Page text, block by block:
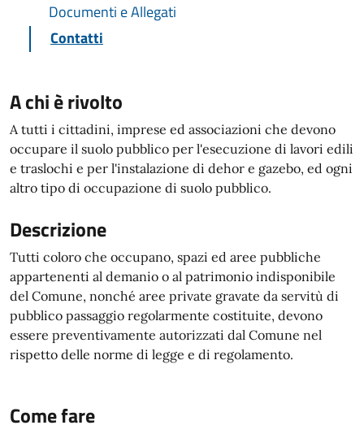
Documenti e Allegati
Contatti
A chi è rivolto
A tutti i cittadini, imprese ed associazioni che devono
occupare il suolo pubblico per l'esecuzione di lavori edili
e traslochi e per l'instalazione di dehor e gazebo, ed ogni
altro tipo di occupazione di suolo pubblico.
Descrizione
Tutti coloro che occupano, spazi ed aree pubbliche
appartenenti al demanio o al patrimonio indisponibile
del Comune, nonché aree private gravate da servitù di
pubblico passaggio regolarmente costituite, devono
essere preventivamente autorizzati dal Comune nel
rispetto delle norme di legge e di regolamento.
Come fare